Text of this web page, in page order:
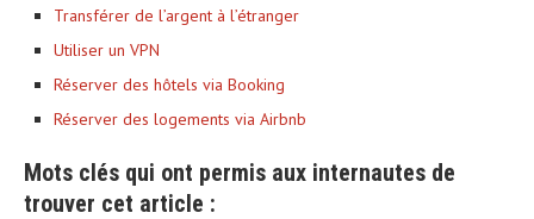
Transférer de l’argent à l’étranger
Utiliser un VPN
Réserver des hôtels via Booking
Réserver des logements via Airbnb
Mots clés qui ont permis aux internautes de
trouver cet article :